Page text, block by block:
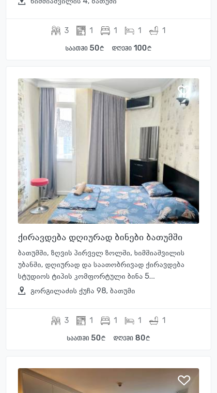
3 1 1 1 1
საათში 50 დღეში 100
ქირავდება დღიურად ბინები ბათუმში
ბათუმში, ზღვის პირველ ზოლში, ხიმშიაშვილის
უბანში, დღიურად და საათობრივად ქირავდება
სტუდიოს ტიპის კომფორტული ბინა 5...
გორგილაძის ქუჩა 98, ბათუმი
3 1 1 1 1
საათში 50 დღეში 80